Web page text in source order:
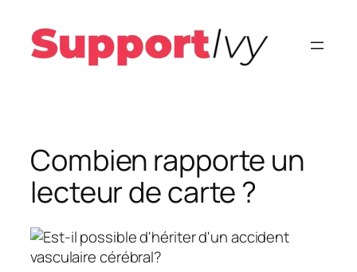
contenu
Combien rapporte un
lecteur de carte ?